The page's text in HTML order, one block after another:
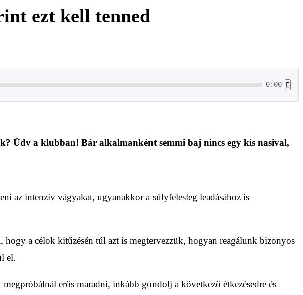
ezt kell tenned
0:00
Üdv a klubban! Bár alkalmanként semmi baj nincs egy kis nasival,
az intenzív vágyakat, ugyanakkor a súlyfelesleg leadásához is
a célok kitűzésén túl azt is megtervezzük, hogyan reagálunk bizonyos
el.
erős maradni, inkább gondolj a következő étkezésedre és